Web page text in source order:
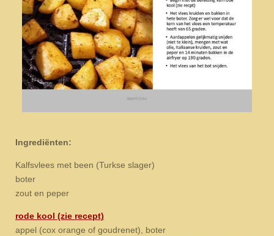
Ingrediënten:
Kalfsvlees met been (Turkse slager)
boter
zout en peper
rode kool (zie recept)
appel (cox orange of goudrenet), boter